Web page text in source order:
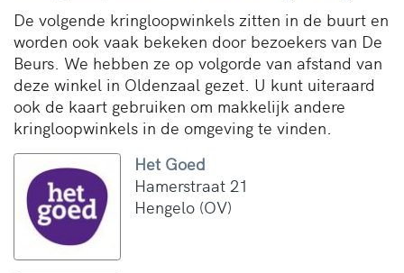
De volgende kringloopwinkels zitten in de buurt en
worden ook vaak bekeken door bezoekers van De
Beurs. We hebben ze op volgorde van afstand van
deze winkel in Oldenzaal gezet. U kunt uiteraard
ook de kaart gebruiken om makkelijk andere
kringloopwinkels in de omgeving te vinden.
Het Goed
Hamerstraat 21
Hengelo (OV)